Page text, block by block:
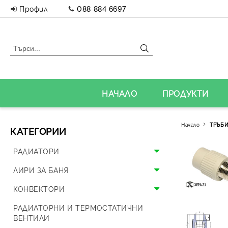
Профил 088 884 6697
НАЧАЛО ПРОДУКТИ
КАТЕГОРИИ
РАДИАТОРИ
Алуминиеви радиатори
Панелни радиатори
Аксесоари за радиатори
Дизайнерски радиатори
ЛИРИ ЗА БАНЯ
Алуминиеви лири
Стоманени лири
КОНВЕКТОРИ
Подови конвектори
РАДИАТОРНИ И ТЕРМОСТАТИЧНИ
ВЕНТИЛИ
Начало